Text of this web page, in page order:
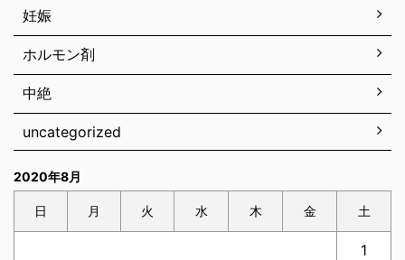
妊娠
ホルモン剤
中絶
uncategorized
2020年8月
日 月 火 水 木 金 土
1